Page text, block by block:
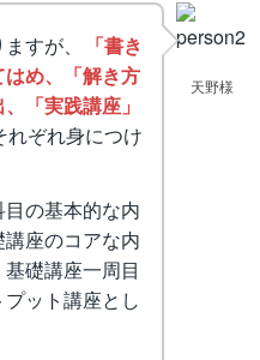
天野様
すが、
「書き
め、「解き方
「実践講座」
れぞれ身につけ
の基本的な内
座のコアな内
礎講座一周目
ット講座とし